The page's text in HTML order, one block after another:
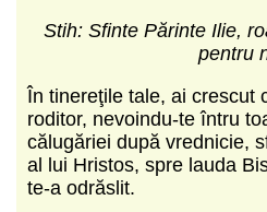
Stih: Sfinte Părinte Ilie,
pentru
În tinereţile tale, ai crescut
roditor, nevoindu-te întru
călugăriei după vrednicie,
al lui Hristos, spre lauda
te-a odrăslit.